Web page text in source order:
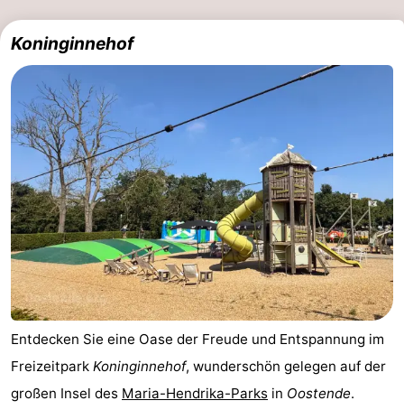
Koninginnehof
Entdecken Sie eine Oase der Freude und Entspannung im
Freizeitpark Koninginnehof, wunderschön gelegen auf der
großen Insel des Maria-Hendrika-Parks in Oostende.